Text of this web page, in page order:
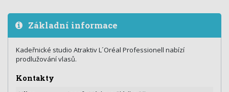
Základní informace
Kadeřnické studio Atraktiv L´Oréal Professionell nabízí
prodlužování vlasů.
Kontakty